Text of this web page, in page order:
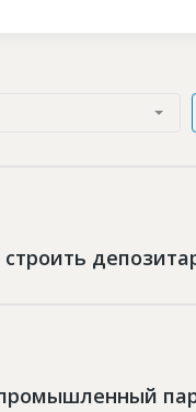
промышленный